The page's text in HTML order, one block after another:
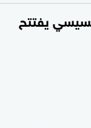
يفتتح